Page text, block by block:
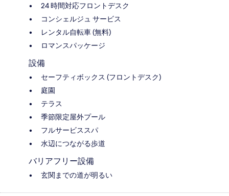
24 時間対応フロントデスク
コンシェルジュ サービス
レンタル自転車 (無料)
ロマンスパッケージ
設備
セーフティボックス (フロントデスク)
庭園
テラス
季節限定屋外プール
フルサービススパ
水辺につながる歩道
バリアフリー設備
玄関までの道が明るい